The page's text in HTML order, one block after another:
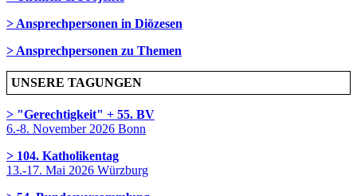
> Ansprechpersonen in Diözesen
> Ansprechpersonen zu Themen
UNSERE TAGUNGEN
> "Gerechtigkeit" + 55. BV
6.-8. November 2026 Bonn
> 104. Katholikentag
13.-17. Mai 2026 Würzburg